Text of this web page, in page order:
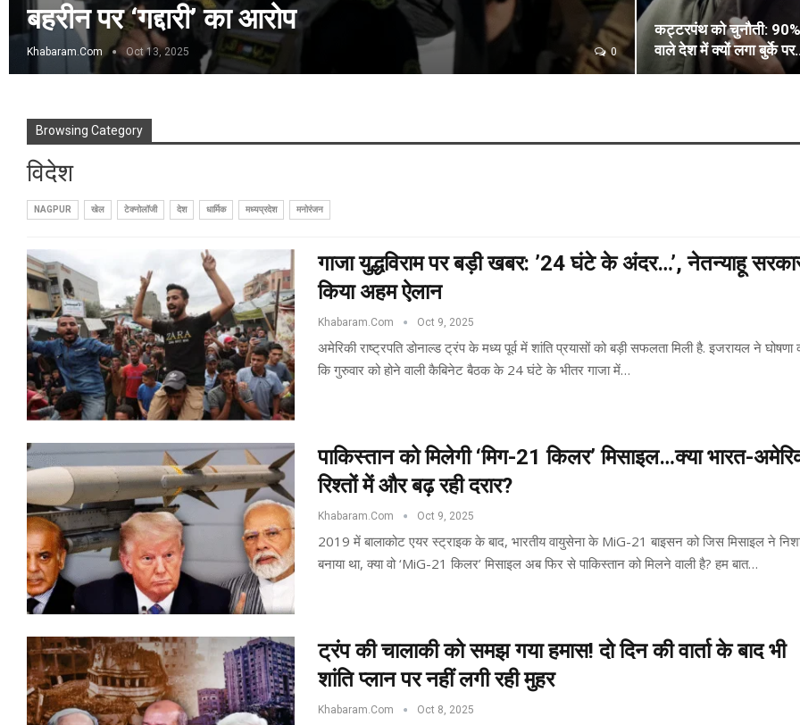
बहरीन पर ‘गद्दारी’ का आरोप
Khabaram.Com Oct 13, 2025 0
कट्टरपंथ को चुनौती:
वाले देश में क्यों लगा बुर्के
Browsing Category
विदेश
NAGPUR खेल टेक्नोलॉजी देश धार्मिक मध्यप्रदेश मनोरंजन
गाजा युद्धविराम पर बड़ी खबर: ’24 घंटे के अंदर…’, नेतन्याहू
किया अहम ऐलान
Khabaram.Com Oct 9, 2025
अमेरिकी राष्ट्रपति डोनाल्ड ट्रंप के मध्य पूर्व में शांति प्रयासों को बड़ी सफलता मिली है. इजरायल ने घोषणा
कि गुरुवार को होने वाली कैबिनेट बैठक के 24 घंटे के भीतर गाजा में…
पाकिस्तान को मिलेगी ‘मिग-21 किलर’ मिसाइल…क्या भारत-
रिश्तों में और बढ़ रही दरार?
Khabaram.Com Oct 9, 2025
2019 में बालाकोट एयर स्ट्राइक के बाद, भारतीय वायुसेना के MiG-21 बाइसन को जिस मिसाइल ने
बनाया था, क्या वो ‘MiG-21 किलर’ मिसाइल अब फिर से पाकिस्तान को मिलने वाली है? हम बात…
ट्रंप की चालाकी को समझ गया हमास! दो दिन की वार्ता के बाद भी
शांति प्लान पर नहीं लगी रही मुहर
Khabaram.Com Oct 8, 2025